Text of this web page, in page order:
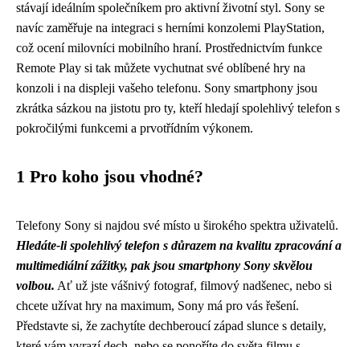
stávají ideálním společníkem pro aktivní životní styl. Sony se
navíc zaměřuje na integraci s herními konzolemi PlayStation,
což ocení milovníci mobilního hraní. Prostřednictvím funkce
Remote Play si tak můžete vychutnat své oblíbené hry na
konzoli i na displeji vašeho telefonu. Sony smartphony jsou
zkrátka sázkou na jistotu pro ty, kteří hledají spolehlivý telefon s
pokročilými funkcemi a prvotřídním výkonem.
1 Pro koho jsou vhodné?
Telefony Sony si najdou své místo u širokého spektra uživatelů.
Hledáte-li spolehlivý telefon s důrazem na kvalitu zpracování a
multimediální zážitky, pak jsou smartphony Sony skvělou
volbou. Ať už jste vášnivý fotograf, filmový nadšenec, nebo si
chcete užívat hry na maximum, Sony má pro vás řešení.
Představte si, že zachytíte dechberoucí západ slunce s detaily,